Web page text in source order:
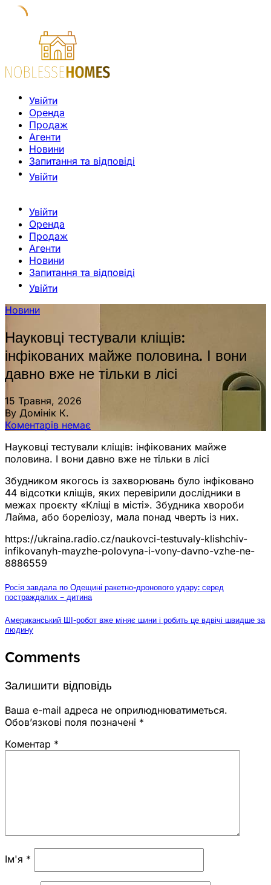
Увійти
Оренда
Продаж
Агенти
Новини
Запитання та відповіді
Увійти
Увійти
Оренда
Продаж
Агенти
Новини
Запитання та відповіді
Увійти
Новини
Науковці тестували кліщів:
інфікованих майже половина. І вони
давно вже не тільки в лісі
15 Травня, 2026
By Домінік К.
Коментарів немає
Науковці тестували кліщів: інфікованих майже
половина. І вони давно вже не тільки в лісі
Збудником якогось із захворювань було інфіковано
44 відсотки кліщів, яких перевірили дослідники в
межах проєкту «Кліщі в місті». Збудника хвороби
Лайма, або бореліозу, мала понад чверть із них.
https://ukraina.radio.cz/naukovci-testuvaly-klishchiv-
infikovanyh-mayzhe-polovyna-i-vony-davno-vzhe-ne-
8886559
Росія завдала по Одещині ракетно-дронового удару: серед
постраждалих – дитина
Американський ШІ-робот вже міняє шини і робить це вдвічі швидше за
людину
Comments
Залишити відповідь
Ваша e-mail адреса не оприлюднюватиметься.
Обов’язкові поля позначені *
Коментар *
Ім'я *